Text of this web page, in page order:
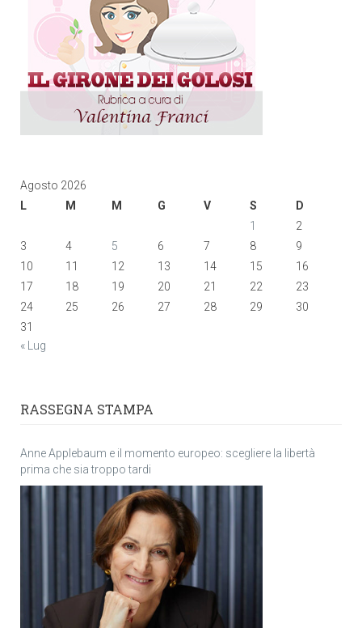
Agosto 2026
L
M M G V S
D
1
2
3
4 5 6 7 8
9
10
11 12 13 14 15
16
17
18 19 20 21 22
23
24
25 26 27 28 29
30
31
« Lug
RASSEGNA STAMPA
Anne Applebaum e il momento europeo: scegliere la libertà
prima che sia troppo tardi